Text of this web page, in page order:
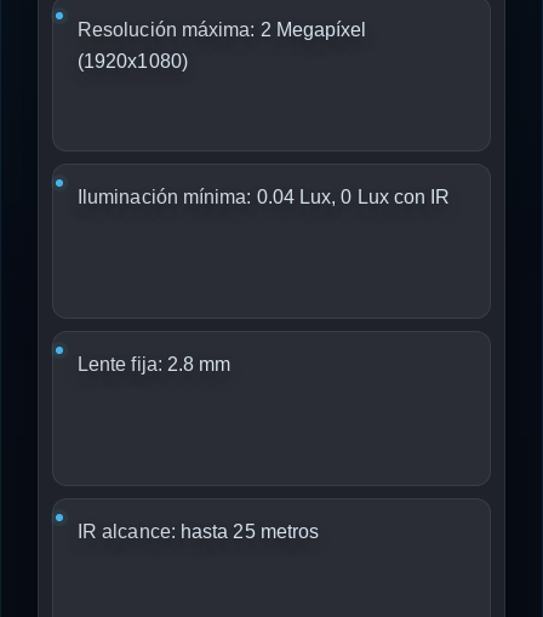
Resolución máxima: 2 Megapíxel
(1920x1080)
Iluminación mínima: 0.04 Lux, 0 Lux con IR
Lente fija: 2.8 mm
IR alcance: hasta 25 metros